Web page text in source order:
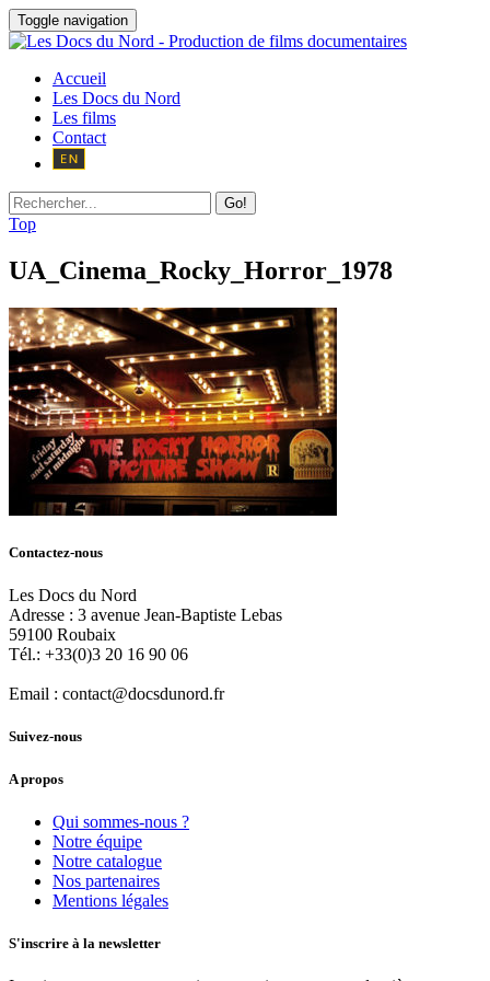
Toggle navigation
Accueil
Les Docs du Nord
Les films
Contact
Go!
Top
UA_Cinema_Rocky_Horror_1978
Contactez-nous
Les Docs du Nord
Adresse : 3 avenue Jean-Baptiste Lebas
59100 Roubaix
Tél.: +33(0)3 20 16 90 06
Email : contact@docsdunord.fr
Suivez-nous
A propos
Qui sommes-nous ?
Notre équipe
Notre catalogue
Nos partenaires
Mentions légales
S'inscrire à la newsletter